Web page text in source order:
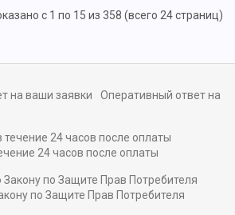
с 1 по 15 из 358 (всего 24 страниц)
Оперативный ответ на
24 часов после оплаты
по Защите Прав Потребителя